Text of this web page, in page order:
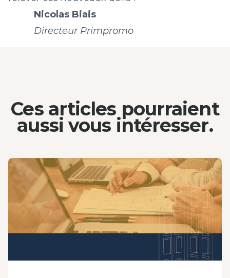
Nicolas Biais
Directeur Primpromo
Ces articles pourraient
aussi vous intéresser.